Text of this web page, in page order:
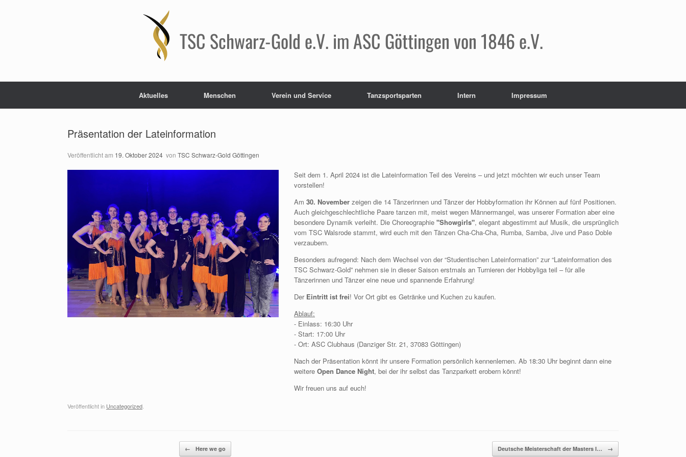
TSC Schwarz-Gold e.V. im ASC Göttingen von 1846 e.V.
Aktuelles Menschen Verein und Service Tanzsportsparten Intern Impressum
Präsentation der Lateinformation
Veröffentlicht am 19. Oktober 2024 von TSC Schwarz-Gold Göttingen
Seit dem 1. April 2024 ist die Lateinformation Teil des Vereins – und jetzt möchten wir euch unser Team
vorstellen!
Am 30. November zeigen die 14 Tänzerinnen und Tänzer der Hobbyformation ihr Können auf fünf Positionen.
Auch gleichgeschlechtliche Paare tanzen mit, meist wegen Männermangel, was unserer Formation aber eine
besondere Dynamik verleiht. Die Choreographie "Showgirls", elegant abgestimmt auf Musik, die ursprünglich
vom TSC Walsrode stammt, wird euch mit den Tänzen Cha-Cha-Cha, Rumba, Samba, Jive und Paso Doble
verzaubern.
Besonders aufregend: Nach dem Wechsel von der “Studentischen Lateinformation” zur “Lateinformation des
TSC Schwarz-Gold” nehmen sie in dieser Saison erstmals an Turnieren der Hobbyliga teil – für alle
Tänzerinnen und Tänzer eine neue und spannende Erfahrung!
Der Eintritt ist frei! Vor Ort gibt es Getränke und Kuchen zu kaufen.
Ablauf:
- Einlass: 16:30 Uhr
- Start: 17:00 Uhr
- Ort: ASC Clubhaus (Danziger Str. 21, 37083 Göttingen)
Nach der Präsentation könnt ihr unsere Formation persönlich kennenlernen. Ab 18:30 Uhr beginnt dann eine
weitere Open Dance Night, bei der ihr selbst das Tanzparkett erobern könnt!
Wir freuen uns auf euch!
Veröffentlicht in Uncategorized
← Here we go Deutsche Meisterschaft der Masters I… →